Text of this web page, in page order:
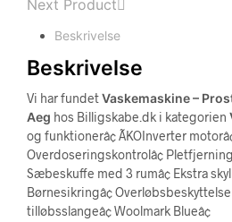
Next Product
Beskrivelse
Beskrivelse
Vi har fundetVaskemaskine –
Aeg hos Billigskabe.dk i kategorien
og funktionerâ¢ ÃKOInverter
Overdoseringskontrolâ¢
Sæbeskuffe med 3 rumâ¢ Ekstra skyl
Børnesikringâ¢
tilløbsslangeâ¢ Woolmark Blueâ¢